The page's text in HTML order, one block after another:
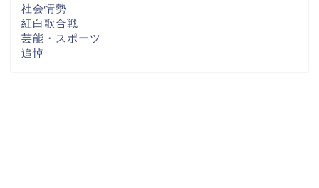
社会情勢
紅白歌合戦
芸能・スポーツ
追悼